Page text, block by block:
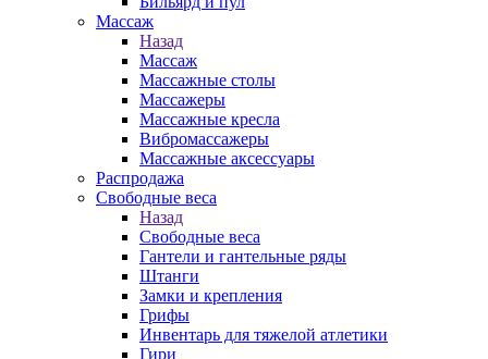
Массаж
Назад
Массаж
Массажные столы
Массажеры
Массажные кресла
Вибромассажеры
Массажные аксессуары
Распродажа
Свободные веса
Назад
Свободные веса
Гантели и гантельные ряды
Штанги
Замки и крепления
Грифы
Инвентарь для тяжелой атлетики
Гири